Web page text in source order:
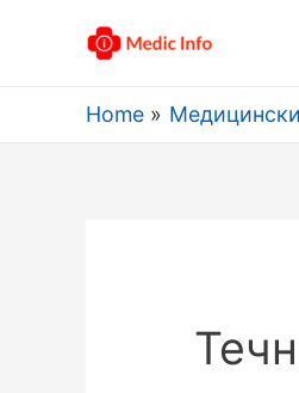
Home